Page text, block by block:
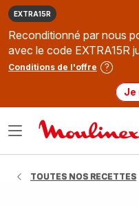
EXTRA15R
Reconditionné par nous
avec le code EXTRA15R
Conditions de l'offre
Je
Ouvrir
TOUTES NOS RECETTES